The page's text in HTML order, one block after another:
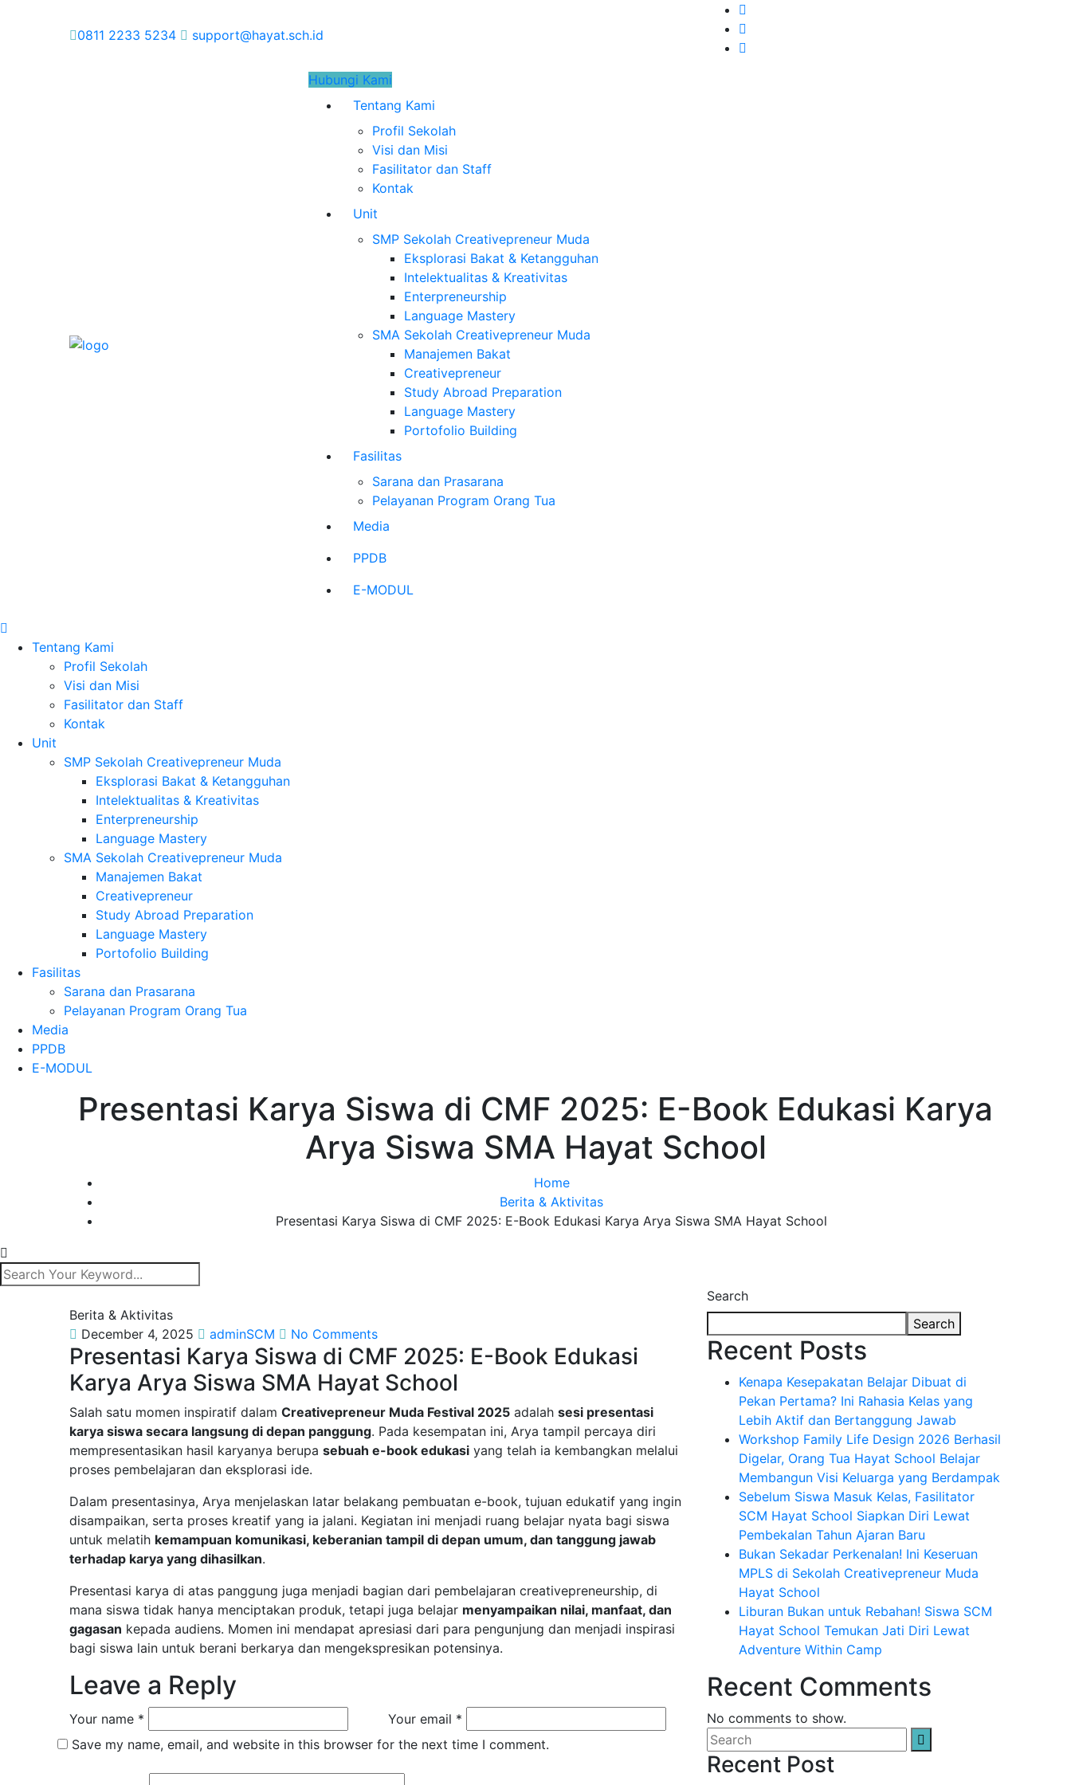
0811 2233 5234 support@hayat.sch.id
Hubungi Kami
Tentang Kami
Profil Sekolah
Visi dan Misi
Fasilitator dan Staff
Kontak
Unit
SMP Sekolah Creativepreneur Muda
Eksplorasi Bakat & Ketangguhan
Intelektualitas & Kreativitas
Enterpreneurship
Language Mastery
SMA Sekolah Creativepreneur Muda
Manajemen Bakat
Creativepreneur
Study Abroad Preparation
Language Mastery
Portofolio Building
Fasilitas
Sarana dan Prasarana
Pelayanan Program Orang Tua
Media
PPDB
E-MODUL
Tentang Kami
Profil Sekolah
Visi dan Misi
Fasilitator dan Staff
Kontak
Unit
SMP Sekolah Creativepreneur Muda
Eksplorasi Bakat & Ketangguhan
Intelektualitas & Kreativitas
Enterpreneurship
Language Mastery
SMA Sekolah Creativepreneur Muda
Manajemen Bakat
Creativepreneur
Study Abroad Preparation
Language Mastery
Portofolio Building
Fasilitas
Sarana dan Prasarana
Pelayanan Program Orang Tua
Media
PPDB
E-MODUL
Presentasi Karya Siswa di CMF 2025: E-Book Edukasi Karya
Arya Siswa SMA Hayat School
Home
Berita & Aktivitas
Presentasi Karya Siswa di CMF 2025: E-Book Edukasi Karya Arya Siswa SMA Hayat School
Berita & Aktivitas
December 4, 2025
adminSCM No Comments
Presentasi Karya Siswa di CMF 2025: E-Book Edukasi
Karya Arya Siswa SMA Hayat School
Salah satu momen inspiratif dalam Creativepreneur Muda Festival 2025 adalah sesi presentasi
karya siswa secara langsung di depan panggung. Pada kesempatan ini, Arya tampil percaya diri
mempresentasikan hasil karyanya berupa sebuah e-book edukasi yang telah ia kembangkan melalui
proses pembelajaran dan eksplorasi ide.
Dalam presentasinya, Arya menjelaskan latar belakang pembuatan e-book, tujuan edukatif yang ingin
disampaikan, serta proses kreatif yang ia jalani. Kegiatan ini menjadi ruang belajar nyata bagi siswa
untuk melatih kemampuan komunikasi, keberanian tampil di depan umum, dan tanggung jawab
terhadap karya yang dihasilkan.
Presentasi karya di atas panggung juga menjadi bagian dari pembelajaran creativepreneurship, di
mana siswa tidak hanya menciptakan produk, tetapi juga belajar menyampaikan nilai, manfaat, dan
gagasan kepada audiens. Momen ini mendapat apresiasi dari para pengunjung dan menjadi inspirasi
bagi siswa lain untuk berani berkarya dan mengekspresikan potensinya.
Leave a Reply
Your name *
Your email *
Save my name, email, and website in this browser for the next time I comment.
Search
Search
Recent Posts
Kenapa Kesepakatan Belajar Dibuat di
Pekan Pertama? Ini Rahasia Kelas yang
Lebih Aktif dan Bertanggung Jawab
Workshop Family Life Design 2026 Berhasil
Digelar, Orang Tua Hayat School Belajar
Membangun Visi Keluarga yang Berdampak
Sebelum Siswa Masuk Kelas, Fasilitator
SCM Hayat School Siapkan Diri Lewat
Pembekalan Tahun Ajaran Baru
Bukan Sekadar Perkenalan! Ini Keseruan
MPLS di Sekolah Creativepreneur Muda
Hayat School
Liburan Bukan untuk Rebahan! Siswa SCM
Hayat School Temukan Jati Diri Lewat
Adventure Within Camp
Recent Comments
No comments to show.
Recent Post